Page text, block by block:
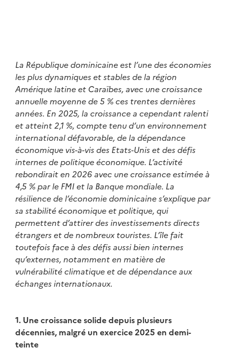
La République dominicaine est l’une des économies
les plus dynamiques et stables de la région
Amérique latine et Caraïbes, avec une croissance
annuelle moyenne de 5 % ces trentes dernières
années. En 2025, la croissance a cependant ralenti
et atteint 2,1 %, compte tenu d’un environnement
international défavorable, de la dépendance
économique vis-à-vis des Etats-Unis et des défis
internes de politique économique. L’activité
rebondirait en 2026 avec une croissance estimée à
4,5 % par le FMI et la Banque mondiale. La
résilience de l’économie dominicaine s’explique par
sa stabilité économique et politique, qui
permettent d’attirer des investissements directs
étrangers et de nombreux touristes. L’île fait
toutefois face à des défis aussi bien internes
qu’externes, notamment en matière de
vulnérabilité climatique et de dépendance aux
échanges internationaux.
1. Une croissance solide depuis plusieurs
décennies, malgré un exercice 2025 en demi-
teinte